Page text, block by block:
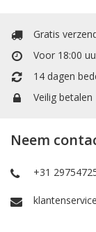
Screen
Bij Mobiele
Screenprotectors
nieuw blijft raden
met een kapot
screenprotector
bedekken dan
Gratis
Voor 18:00
14 dagen
Veilig betalen
Neem
+31